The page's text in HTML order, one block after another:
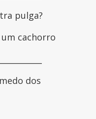
pulga?
cachorro
dos